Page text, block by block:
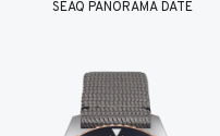
SEAQ PANORAMA DATE